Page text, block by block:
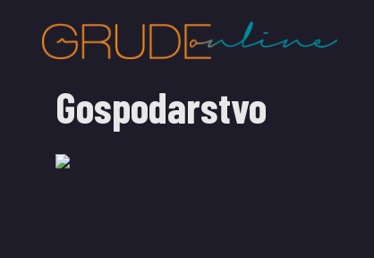
Gospodarstvo